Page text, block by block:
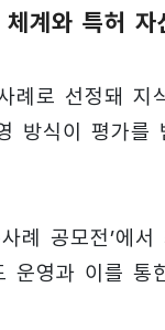
체계와 특허
례로 선정돼
방식이 평가를
례 공모전’에
운영과 이를